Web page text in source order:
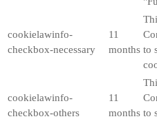
cookielawinfo-
checkbox-necessary
11
months to
cookielawinfo-
checkbox-others
11
months to